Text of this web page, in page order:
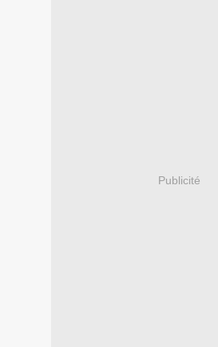
Publicité